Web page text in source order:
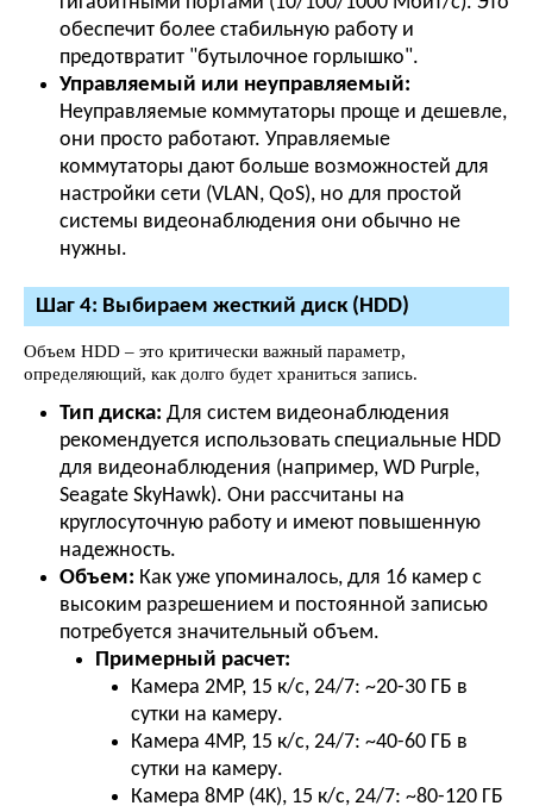
обеспечит более стабильную работу и
предотвратит "бутылочное горлышко".
Управляемый или неуправляемый:
Неуправляемые коммутаторы проще и дешевле,
они просто работают. Управляемые
коммутаторы дают больше возможностей для
настройки сети (VLAN, QoS), но для простой
системы видеонаблюдения они обычно не
нужны.
Шаг 4: Выбираем жесткий диск (HDD)
Объем HDD – это критически важный параметр,
определяющий, как долго будет храниться запись.
Тип диска: Для систем видеонаблюдения
рекомендуется использовать специальные HDD
для видеонаблюдения (например, WD Purple,
Seagate SkyHawk). Они рассчитаны на
круглосуточную работу и имеют повышенную
надежность.
Объем: Как уже упоминалось, для 16 камер с
высоким разрешением и постоянной записью
потребуется значительный объем.
Примерный расчет:
Камера 2MP, 15 к/с, 24/7: ~20-30 ГБ в
сутки на камеру.
Камера 4MP, 15 к/с, 24/7: ~40-60 ГБ в
сутки на камеру.
Камера 8MP (4K), 15 к/с, 24/7: ~80-120 ГБ